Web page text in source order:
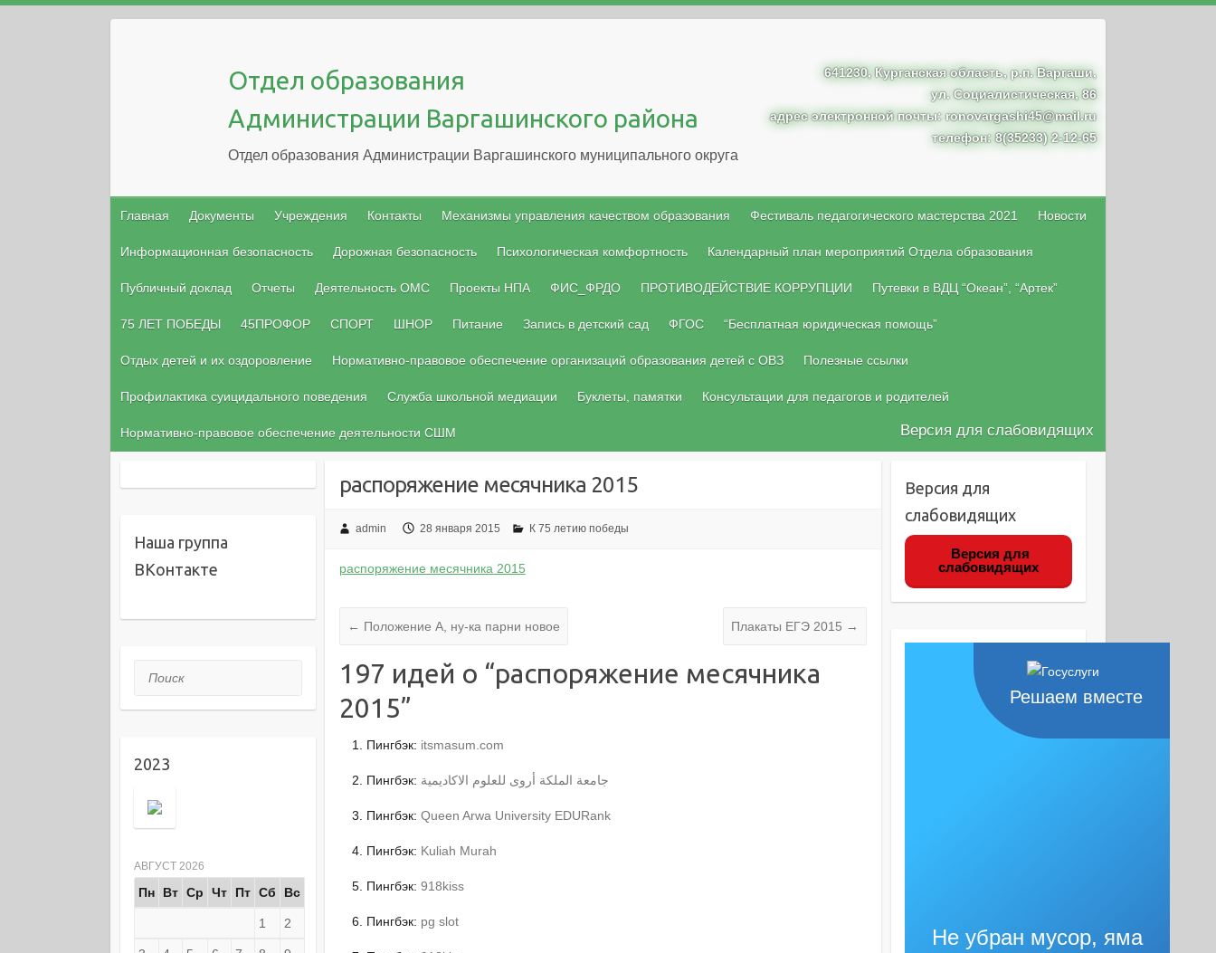
Отдел образования
Администрации Варгашинского района
Отдел образования Администрации Варгашинского муниципального округа
641230, Курганская область, р.п. Варгаши,
ул. Социалистическая, 86
адрес электронной почты: ronovargashi45@mail.ru
телефон: 8(35233) 2-12-65
Главная Документы Учреждения Контакты Механизмы управления качеством образования Фестиваль педагогического мастерства 2021 Новости
Информационная безопасность Дорожная безопасность Психологическая комфортность Календарный план мероприятий Отдела образования
Публичный доклад Отчеты Деятельность ОМС Проекты НПА ФИС_ФРДО ПРОТИВОДЕЙСТВИЕ КОРРУПЦИИ Путевки в ВДЦ “Океан”, “Артек”
75 ЛЕТ ПОБЕДЫ 45ПРОФОР СПОРТ ШНОР Питание Запись в детский сад ФГОС “Бесплатная юридическая помощь”
Отдых детей и их оздоровление Нормативно-правовое обеспечение организаций образования детей с ОВЗ Полезные ссылки
Профилактика суицидального поведения Служба школьной медиации Буклеты, памятки Консультации для педагогов и родителей
Нормативно-правовое обеспечение деятельности СШМ Версия для слабовидящих
Наша группа
ВКонтакте
Поиск
2023
АВГУСТ 2026
Пн Вт Ср Чт Пт Сб Вс
1 2
распоряжение месячника 2015
admin 28 января 2015 К 75 летию победы
распоряжение месячника 2015
← Положение А, ну-ка парни новое Плакаты ЕГЭ 2015 →
197 идей о “распоряжение месячника
2015”
Пингбэк: itsmasum.com
Пингбэк: جامعة الملكة أروى للعلوم الاكاديمية
Пингбэк: Queen Arwa University EDURank
Пингбэк: Kuliah Murah
Пингбэк: 918kiss
Пингбэк: pg slot
Версия для
слабовидящих
Версия для
слабовидящих
Решаем вместе
Не убран мусор, яма